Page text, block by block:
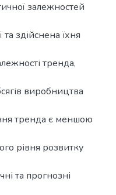
залежностей
здійснена їхня
тренда,
виробництва
тренда є меншою
рівня розвитку
та прогнозні